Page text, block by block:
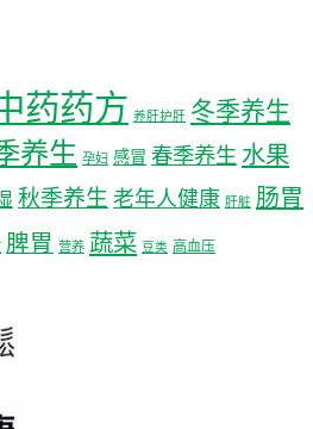
药药方 养肝护肝 冬季养生
养生 孕妇 感冒 春季养生 水果
秋季养生 老年人健康 肝脏 肠胃
脾胃 营养 蔬菜 豆类 高血压